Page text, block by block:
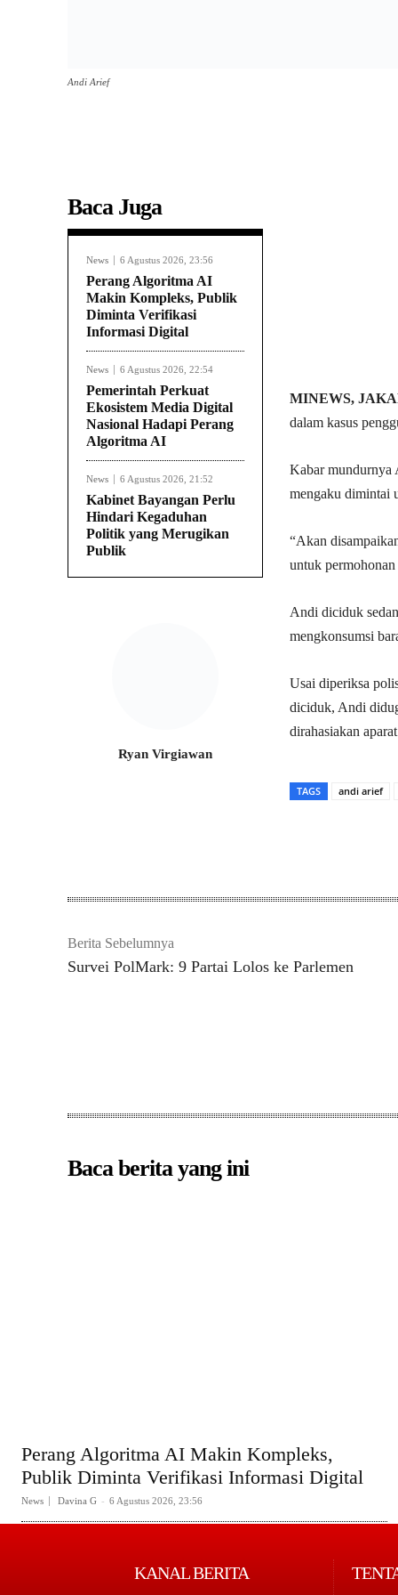
Andi Arief
Baca Juga
News 6 Agustus 2026, 23:56
Perang Algoritma AI
Makin Kompleks, Publik
Diminta Verifikasi
Informasi Digital
News 6 Agustus 2026, 22:54
Pemerintah Perkuat
Ekosistem Media Digital
Nasional Hadapi Perang
Algoritma AI
News 6 Agustus 2026, 21:52
Kabinet Bayangan Perlu
Hindari Kegaduhan
Politik yang Merugikan
Publik
Ryan Virgiawan
MINEWS,
dalam kasus
Kabar mundurnya
mengaku dimintai
“Akan
untuk
Andi diciduk
mengkonsumsi
Usai diperiksa
diciduk, Andi
dirahasiakan
TAGS andi arief
Berita Sebelumnya
Survei PolMark: 9 Partai Lolos ke Parlemen
Baca berita yang ini
Perang Algoritma AI Makin Kompleks,
Publik Diminta Verifikasi Informasi Digital
News Davina G - 6 Agustus 2026, 23:56
KANAL BERITA